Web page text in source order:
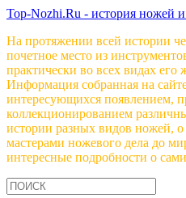
Top-Nozhi.Ru - история ножей
На протяжении всей истории
почетное место из
практически во всех видах его
Информация собранная на
интересующихся появлением,
коллекционированием
истории разных видов ножей, о
мастерами ножевого дела до
интересные подробности о